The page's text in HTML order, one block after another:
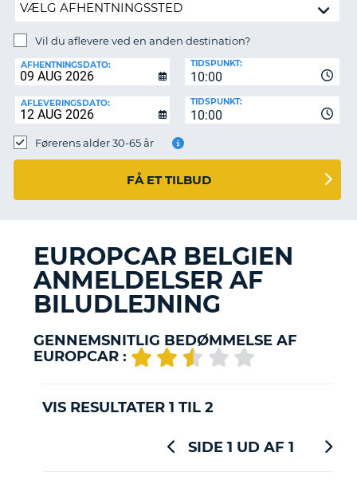
DANMARK
anden
destination?
Vil du aflevere ved en anden destination?
AFHENTNINGSDATO:
10:00
TIDSPUNKT:
AFLEVERINGSDATO:
10:00
TIDSPUNKT:
Førerens alder 30-65 år
FÅ ET TILBUD
EUROPCAR BELGIEN
ANMELDELSER AF
BILUDLEJNING
GENNEMSNITLIG BEDØMMELSE AF
EUROPCAR :
VIS RESULTATER 1 TIL 2
SIDE 1 UD AF 1